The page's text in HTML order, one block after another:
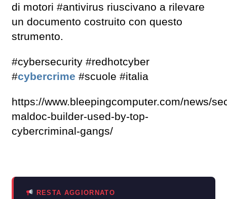
di motori #antivirus riuscivano a rilevare
un documento costruito con questo
strumento.
#cybersecurity #redhotcyber
#cybercrime #scuole #italia
https://www.bleepingcomputer.com/news/
maldoc-builder-used-by-top-
cybercriminal-gangs/
RESTA AGGIORNATO